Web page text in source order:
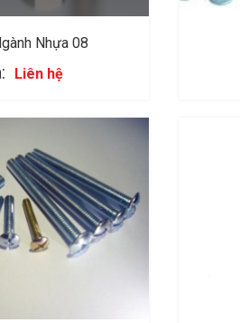
Nhựa 08
Liên hệ